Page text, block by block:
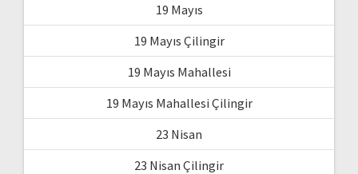
19 Mayıs
19 Mayıs Çilingir
19 Mayıs Mahallesi
19 Mayıs Mahallesi Çilingir
23 Nisan
23 Nisan Çilingir